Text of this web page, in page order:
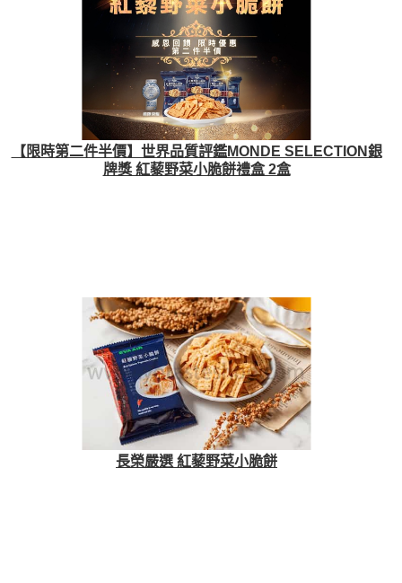
【限時第二件半價】世界品質評鑑MONDE SELECTION銀
牌獎 紅藜野菜小脆餅禮盒 2盒
長榮嚴選 紅藜野菜小脆餅